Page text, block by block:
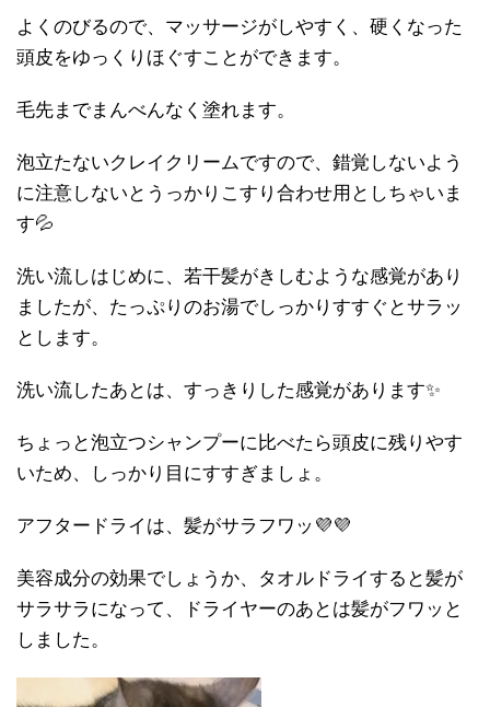
よくのびるので、マッサージがしやすく、硬くなった
頭皮をゆっくりほぐすことができます。
毛先までまんべんなく塗れます。
泡立たないクレイクリームですので、錯覚しないよう
に注意しないとうっかりこすり合わせ用としちゃいま
す💦
洗い流しはじめに、若干髪がきしむような感覚があり
ましたが、たっぷりのお湯でしっかりすすぐとサラッ
とします。
洗い流したあとは、すっきりした感覚があります✨
ちょっと泡立つシャンプーに比べたら頭皮に残りやす
いため、しっかり目にすすぎましょ。
アフタードライは、髪がサラフワッ💜💜
美容成分の効果でしょうか、タオルドライすると髪が
サラサラになって、ドライヤーのあとは髪がフワッと
しました。